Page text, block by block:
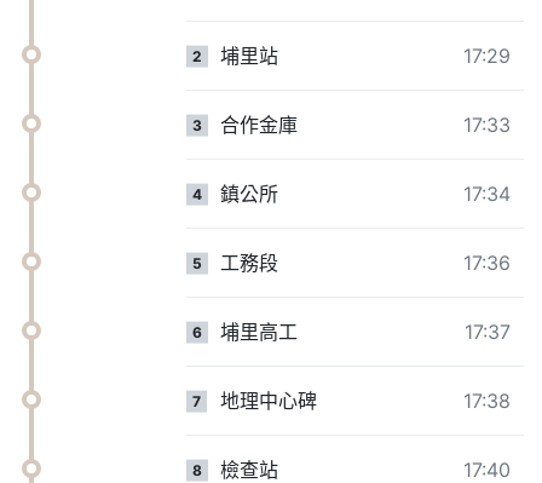
2 埔里站 17:29
3 合作金庫 17:33
4 鎮公所 17:34
5 工務段 17:36
6 埔里高工 17:37
7 地理中心碑 17:38
8 檢查站 17:40